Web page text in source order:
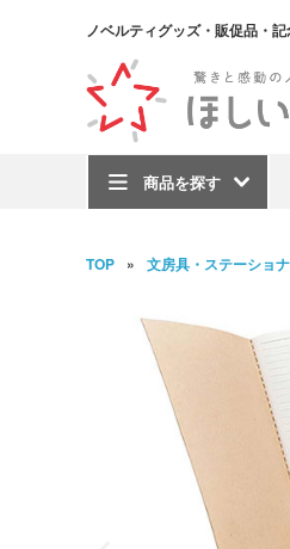
ノベルティグッズ・販促品・
商品を探す
TOP 文房具・ステーショ